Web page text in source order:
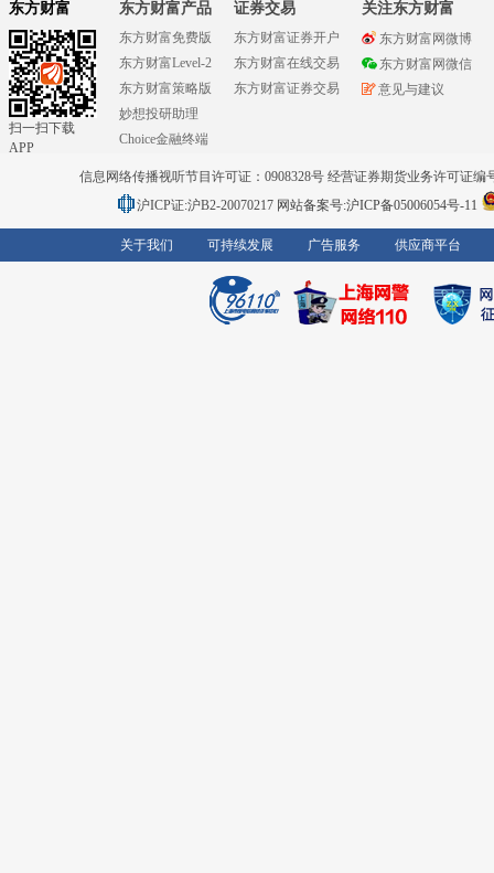
东方财富
扫一扫下载
APP
东方财富产品
东方财富免费版
东方财富Level-2
东方财富策略版
妙想投研助理
Choice金融终端
证券交易
东方财富证券开户
东方财富在线交易
东方财富证券交易
关注东方财富
东方财富网微博
东方财富网微信
意见与建议
信息网络传播视听节目许可证：0908328号 经营证券期货业务许可证编
沪ICP证:沪B2-20070217 网站备案号:沪ICP备05006054号-11
关于我们 可持续发展 广告服务 供应商平台